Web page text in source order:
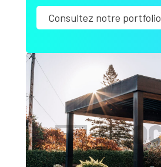
Consultez notre portfolio